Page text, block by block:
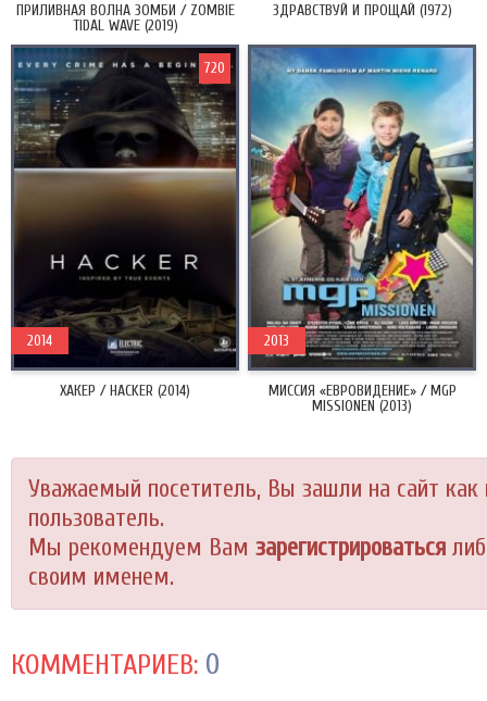
ПРИЛИВНАЯ ВОЛНА ЗОМБИ / ZOMBIE
TIDAL WAVE (2019)
ЗДРАВСТВУЙ И ПРОЩАЙ (1972)
ХАКЕР / HACKER (2014)
2014
720
МИССИЯ «ЕВРОВИДЕНИЕ» / MGP
MISSIONEN (2013)
2013
Уважаемый посетитель, Вы зашли на сайт как
пользователь.
Мы рекомендуем Вам зарегистрироваться
своим именем.
КОММЕНТАРИЕВ: 0